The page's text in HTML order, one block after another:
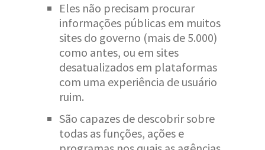
Eles não precisam procurar
informações públicas em muitos
sites do governo (mais de 5.000)
como antes, ou em sites
desatualizados em plataformas
com uma experiência de usuário
ruim.
São capazes de descobrir sobre
todas as funções, ações e